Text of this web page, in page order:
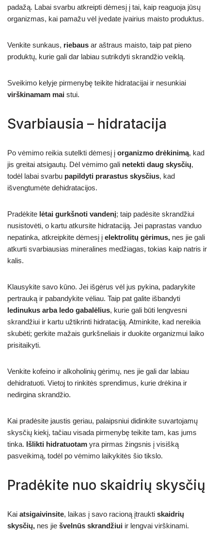
padažą. Labai svarbu atkreipti dėmesį į tai, kaip reaguoja jūsų
organizmas, kai pamažu vėl įvedate įvairius maisto produktus.
Venkite sunkaus, riebaus ar aštraus maisto, taip pat pieno
produktų, kurie gali dar labiau sutrikdyti skrandžio veiklą.
Sveikimo kelyje pirmenybę teikite hidratacijai ir nesunkiai
virškinamam mai stui.
Svarbiausia – hidratacija
Po vėmimo reikia sutelkti dėmesį į organizmo drėkinimą, kad
jis greitai atsigautų. Dėl vėmimo gali netekti daug skysčių,
todėl labai svarbu papildyti prarastus skysčius, kad
išvengtumėte dehidratacijos.
Pradėkite lėtai gurkšnoti vandenį; taip padėsite skrandžiui
nusistovėti, o kartu atkursite hidrataciją. Jei paprastas vanduo
nepatinka, atkreipkite dėmesį į elektrolitų gėrimus, nes jie gali
atkurti svarbiausias mineralines medžiagas, tokias kaip natris ir
kalis.
Klausykite savo kūno. Jei išgėrus vėl jus pykina, padarykite
pertrauką ir pabandykite vėliau. Taip pat galite išbandyti
ledinukus arba ledo gabalėlius, kurie gali būti lengvesni
skrandžiui ir kartu užtikrinti hidrataciją. Atminkite, kad nereikia
skubėti; gerkite mažais gurkšneliais ir duokite organizmui laiko
prisitaikyti.
Venkite kofeino ir alkoholinių gėrimų, nes jie gali dar labiau
dehidratuoti. Vietoj to rinkitės sprendimus, kurie drėkina ir
nedirgina skrandžio.
Kai pradėsite jaustis geriau, palaipsniui didinkite suvartojamų
skysčių kiekį, tačiau visada pirmenybę teikite tam, kas jums
tinka. Išlikti hidratuotam yra pirmas žingsnis į visišką
pasveikimą, todėl po vėmimo laikykitės šio tikslo.
Pradėkite nuo skaidrių skysčių
Kai atsigaivinsite, laikas į savo racioną įtraukti skaidrių
skysčių, nes jie švelnūs skrandžiui ir lengvai virškinami.